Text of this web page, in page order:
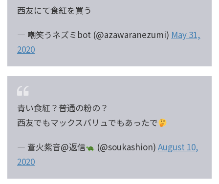
西友にて食紅を買う
— 嘲笑うネズミbot (@azawaranezumi) May 31,
2020
青い食紅？普通の粉の？
西友でもマックスバリュでもあったで
— 蒼火紫音@返信
(@soukashion)August 10,
2020